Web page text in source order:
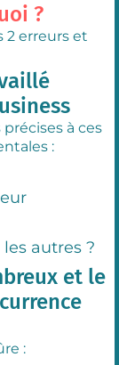
?
2 erreurs et
à ces
:
autres ?
et le
: